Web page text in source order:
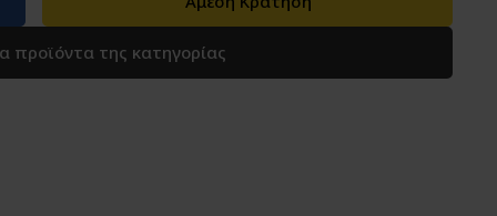
προϊόντα της κατηγορίας